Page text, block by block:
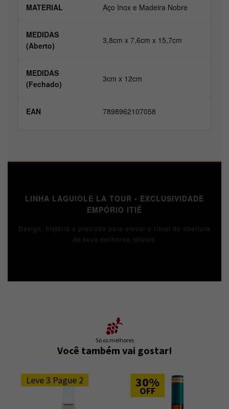
MATERIAL Aço Inox e Madeira Nobre
MEDIDAS
(Aberto)
3,8cm x 7,6cm x 15,7cm
MEDIDAS
(Fechado)
3cm x 12cm
EAN 7898962107058
LINHA LAGUIOLE LA TOUR • EXCLUSIVIDADE
EMPÓRIO ITIÊ
Design, história e precisão para elevar o ritual de abertura
de seus melhores rótulos.
Só os melhores
Você também vai gostar!
Leve 3 Pague 2 30%
OFF